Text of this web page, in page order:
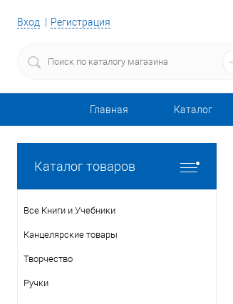
Вход Регистрация
Главная Каталог
Каталог товаров
Все Книги и Учебники
Канцелярские товары
Творчество
Ручки